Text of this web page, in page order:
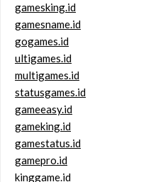
gamesking.id
gamesname.id
gogames.id
ultigames.id
multigames.id
statusgames.id
gameeasy.id
gameking.id
gamestatus.id
gamepro.id
kinggame.id